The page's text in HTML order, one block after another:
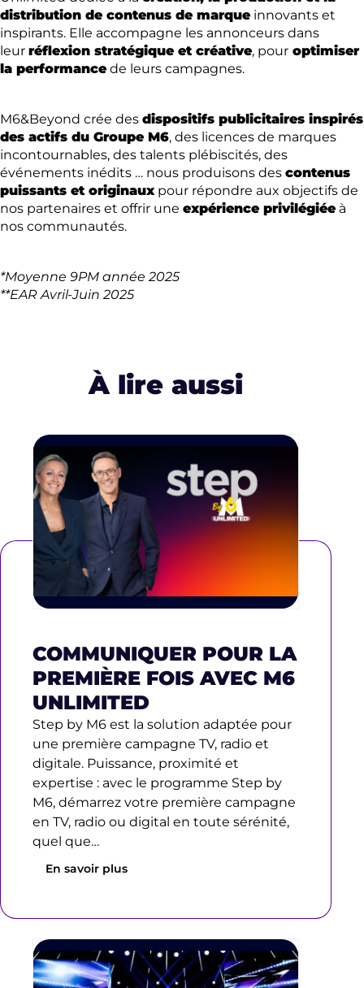
distribution de contenus de marque innovants et
inspirants. Elle accompagne les annonceurs dans
leur réflexion stratégique et créative, pour optimiser
la performance de leurs campagnes.
M6&Beyond crée des dispositifs publicitaires inspirés
des actifs du Groupe M6, des licences de marques
incontournables, des talents plébiscités, des
événements inédits … nous produisons des contenus
puissants et originauxpour répondre aux objectifs de
nos partenaires et offrir une expérience privilégiée à
nos communautés.
*Moyenne 9PM année 2025
**EAR Avril-Juin 2025
À lire aussi
COMMUNIQUER POUR LA
PREMIÈRE FOIS AVEC M6
UNLIMITED
Step by M6 est la solution adaptée pour
une première campagne TV, radio et
digitale. Puissance, proximité et
expertise : avec le programme Step by
M6, démarrez votre première campagne
en TV, radio ou digital en toute sérénité,
quel que…
En savoir plus